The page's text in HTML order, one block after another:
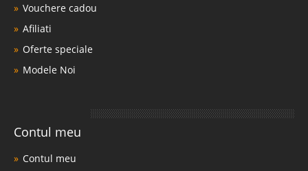
Vouchere cadou
Afiliati
Oferte speciale
Modele Noi
Contul meu
Contul meu